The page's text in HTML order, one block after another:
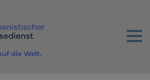
Menu
die Welt.